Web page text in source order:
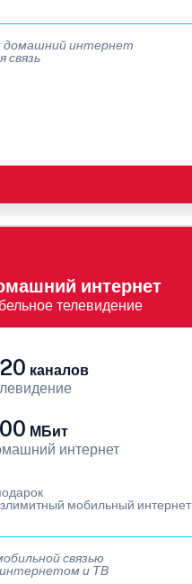
домашний интернет
связь
интернет
телевидение
каналов
МБит
интернет
мобильный интернет
связью
и ТВ